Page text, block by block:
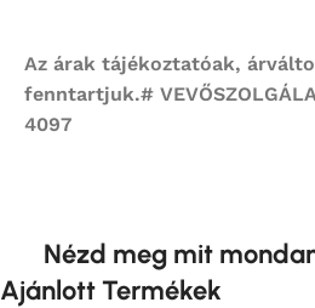
Az árak tájékoztatóak,
fenntartjuk.#
4097
Nézd meg mit
Ajánlott Termékek